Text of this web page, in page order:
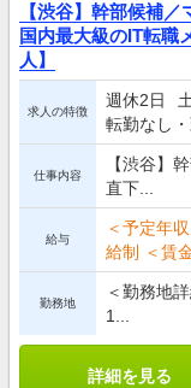
【渋谷】幹部候補
国内最大級のIT転職
人】
求人の特徴
週休2日
転勤なし
仕事内容
【渋谷】
直下...
給与
＜予定年
給制 ＜賃
勤務地
＜勤務地
1...
詳細を見る